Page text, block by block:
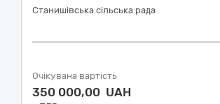
Станишівська сільська рада
Очікувана вартість
350 000,00 UAH